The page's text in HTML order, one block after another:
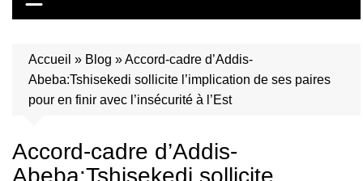
Accueil » Blog »Accord-cadre d’Addis-
Abeba:Tshisekedi sollicite l’implication de ses paires
pour en finir avec l’insécurité à l’Est
Accord-cadre d’Addis-
Abeba:Tshisekedi sollicite